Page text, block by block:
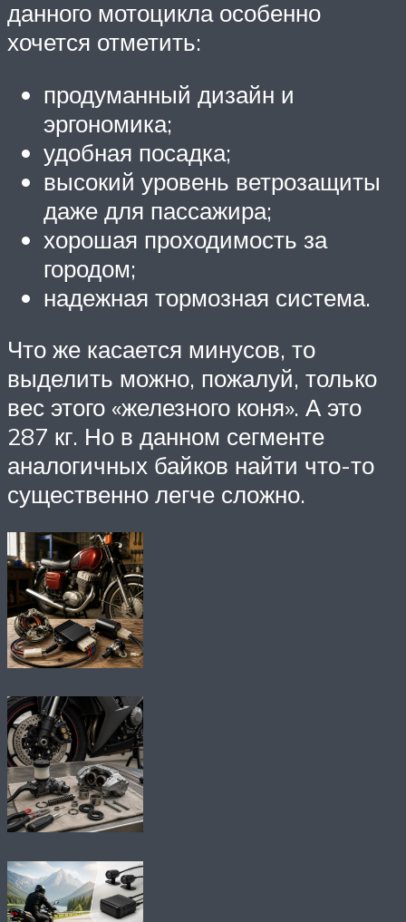
данного мотоцикла особенно
хочется отметить:
продуманный дизайн и
эргономика;
удобная посадка;
высокий уровень ветрозащиты
даже для пассажира;
хорошая проходимость за
городом;
надежная тормозная система.
Что же касается минусов, то
выделить можно, пожалуй, только
вес этого «железного коня». А это
287 кг. Но в данном сегменте
аналогичных байков найти что-то
существенно легче сложно.